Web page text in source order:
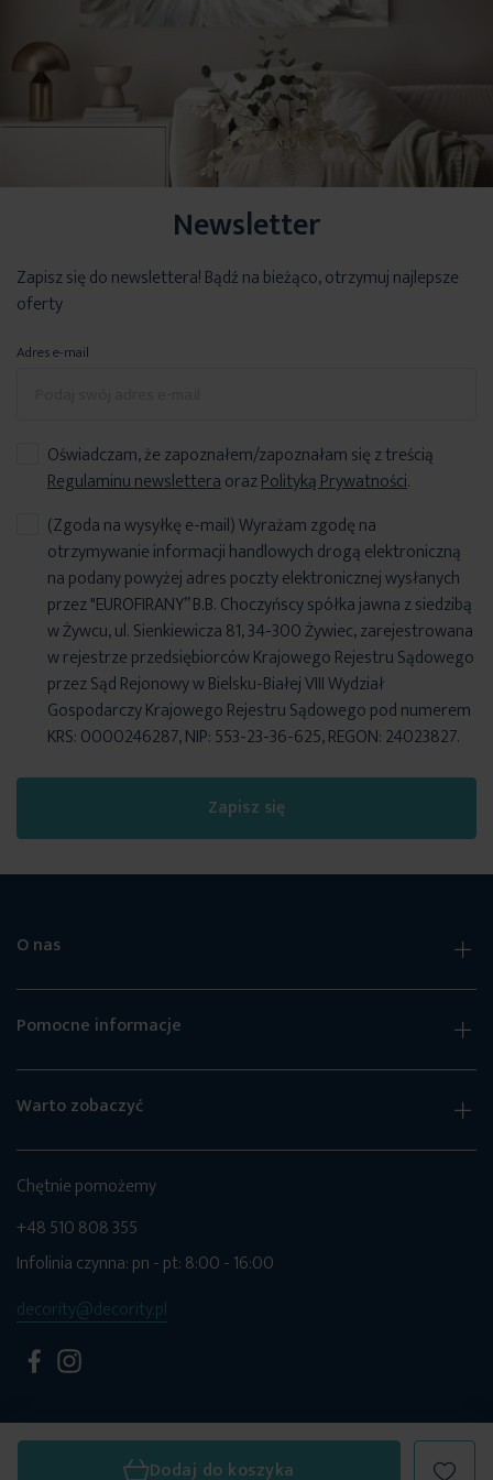
Dodaj do koszyka
Newsletter
Zapisz się do newslettera! Bądź na bieżąco, otrzymuj najlepsze
oferty
Adres e-mail
Oświadczam, że zapoznałem/zapoznałam się z treścią
Regulaminu newsletteraorazPolityką Prywatności.
Zapisz się
(Zgoda na wysyłkę e-mail) Wyrażam zgodę na
otrzymywanie informacji handlowych drogą elektroniczną
na podany powyżej adres poczty elektronicznej wysłanych
przez "EUROFIRANY” B.B. Choczyńscy spółka jawna z siedzibą
w Żywcu, ul. Sienkiewicza 81, 34-300 Żywiec, zarejestrowana
w rejestrze przedsiębiorców Krajowego Rejestru Sądowego
przez Sąd Rejonowy w Bielsku-Białej VIII Wydział
Gospodarczy Krajowego Rejestru Sądowego pod numerem
KRS: 0000246287, NIP: 553-23-36-625, REGON: 24023827.
O nas
Pomocne informacje
Warto zobaczyć
Chętnie pomożemy
+48 510 808 355
Infolinia czynna: pn - pt: 8:00 - 16:00
decority@decority.pl